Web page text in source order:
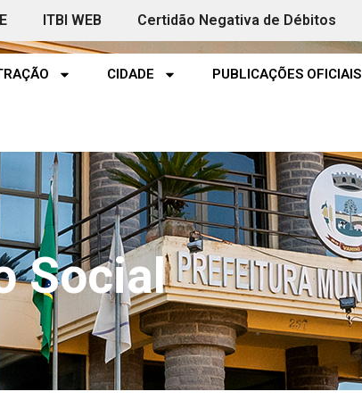
ITBI WEB Certidão Negativa de Débitos
CIDADE PUBLICAÇÕES OFICIAIS
Social